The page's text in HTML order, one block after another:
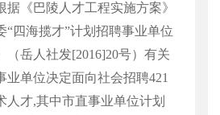
据《巴陵人才工程实施方案》
“四海揽才”计划招聘事业单位
（岳人社发[2016]20号）有关
业单位决定面向社会招聘421
人才,其中市直事业单位计划